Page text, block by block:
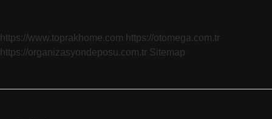
https://www.toprakhome.com https://otomega.com.tr
https://organizasyondeposu.com.tr Sitemap